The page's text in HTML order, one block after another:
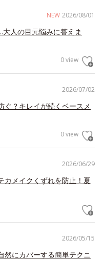
NEW 2026/08/01
人の目元悩みに答えま
0 view
2026/07/02
ぐ？キレイが続くベースメ
0 view
2026/06/29
カメイクくずれを防止！夏
2026/05/15
然にカバーする簡単テクニ